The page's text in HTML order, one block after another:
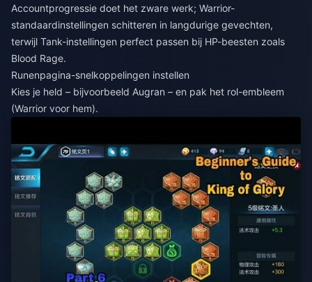
Accountprogressie doet het zware werk; Warrior-
standaardinstellingen schitteren in langdurige gevechten,
terwijl Tank-instellingen perfect passen bij HP-beesten zoals
Blood Rage.
Runenpagina-snelkoppelingen instellen
Kies je held – bijvoorbeeld Augran – en pak het rol-embleem
(Warrior voor hem).